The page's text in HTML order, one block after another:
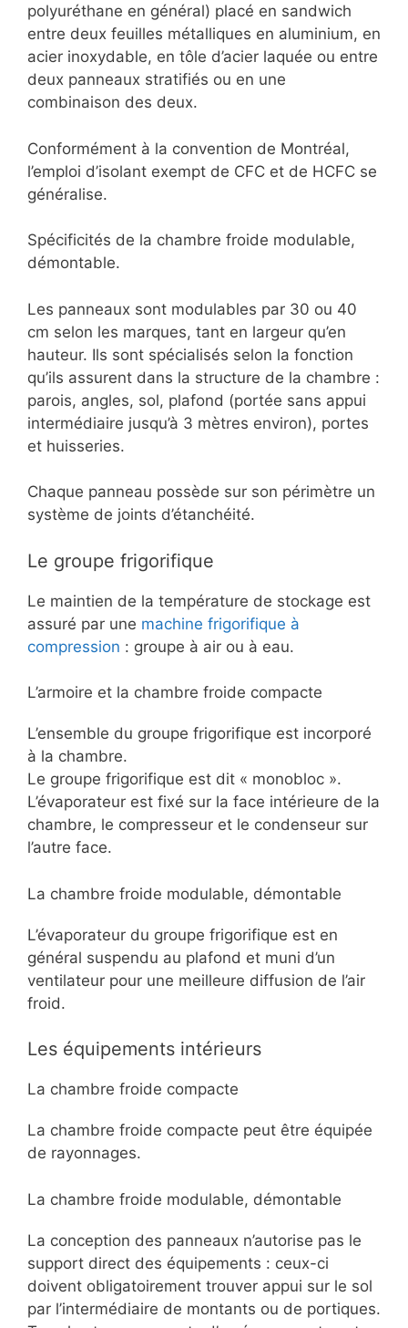
polyuréthane en général) placé en sandwich
entre deux feuilles métalliques en aluminium, en
acier inoxydable, en tôle d’acier laquée ou entre
deux panneaux stratifiés ou en une
combinaison des deux.
Conformément à la convention de Montréal,
l’emploi d’isolant exempt de CFC et de HCFC se
généralise.
Spécificités de la chambre froide modulable,
démontable.
Les panneaux sont modulables par 30 ou 40
cm selon les marques, tant en largeur qu’en
hauteur. Ils sont spécialisés selon la fonction
qu’ils assurent dans la structure de la chambre :
parois, angles, sol, plafond (portée sans appui
intermédiaire jusqu’à 3 mètres environ), portes
et huisseries.
Chaque panneau possède sur son périmètre un
système de joints d’étanchéité.
Le groupe frigorifique
Le maintien de la température de stockage est
assuré par une machine frigorifique à
compression : groupe à air ou à eau.
L’armoire et la chambre froide compacte
L’ensemble du groupe frigorifique est incorporé
à la chambre.
Le groupe frigorifique est dit « monobloc ».
L’évaporateur est fixé sur la face intérieure de la
chambre, le compresseur et le condenseur sur
l’autre face.
La chambre froide modulable, démontable
L’évaporateur du groupe frigorifique est en
général suspendu au plafond et muni d’un
ventilateur pour une meilleure diffusion de l’air
froid.
Les équipements intérieurs
La chambre froide compacte
La chambre froide compacte peut être équipée
de rayonnages.
La chambre froide modulable, démontable
La conception des panneaux n’autorise pas le
support direct des équipements : ceux-ci
doivent obligatoirement trouver appui sur le sol
par l’intermédiaire de montants ou de portiques.